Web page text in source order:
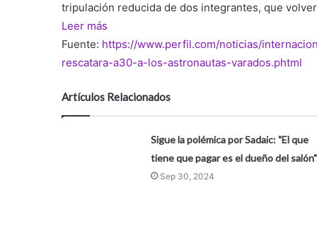
tripulación reducida de dos integrantes, que
Leer más
Fuente: https://www.perfil.com/noticias/
rescatara-a30-a-los-astronautas-varados.phtml
Artículos Relacionados
Sigue la polémica por Sadaic: "El que
tiene que pagar es el dueño del salón"
Sep 30, 2024